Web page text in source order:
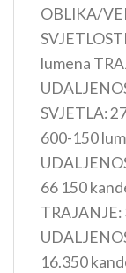
OBLIKA/
lumena
SVJETLA:
600-150
66 150
TRAJANJE:
16.350